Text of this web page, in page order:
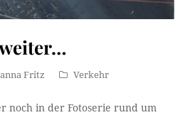
Fritz Verkehr
noch in der Fotoserie rund um